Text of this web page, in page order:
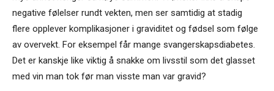
negative følelser rundt vekten, men ser samtidig at stadig
flere opplever komplikasjoner i graviditet og fødsel som følge
av overvekt. For eksempel får mange svangerskapsdiabetes.
Det er kanskje like viktig å snakke om livsstil som det glasset
med vin man tok før man visste man var gravid?